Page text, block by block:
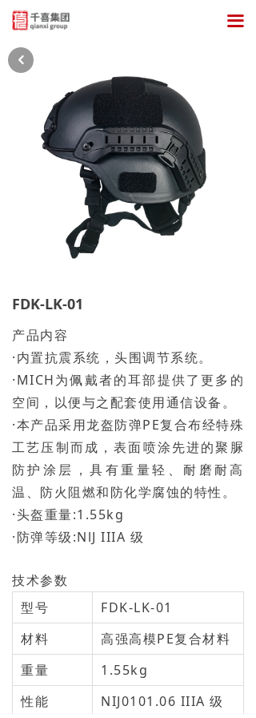
끀
FDK-LK-01
产品内容
·内置抗震系统，头围调节系统。
·MICH为佩戴者的耳部提供了更多的
空间，以便与之配套使用通信设备。
·本产品采用龙盔防弹PE复合布经特殊
工艺压制而成，表面喷涂先进的聚脲
防护涂层，具有重量轻、耐磨耐高
温、防火阻燃和防化学腐蚀的特性。
·头盔重量:1.55kg
·防弹等级:NlJ IIIA 级
技术参数
型号
FDK-LK-01
材料
高强高模PE复合材料
重量
1.55kg
性能
NIJ0101.06 IIIA 级
낒